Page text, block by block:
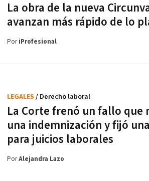
La obra de la nueva
avanzan más rápido de lo
PoriProfesional
La Corte frenó un fallo que
una indemnización y fijó
para juicios laborales
LEGALES / Derecho laboral
PorAlejandra Lazo